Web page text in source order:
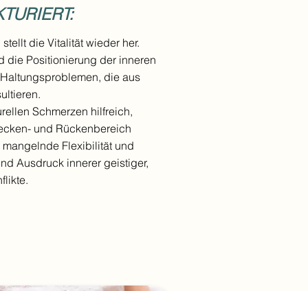
die Vitalität wieder her.
die Positionierung der inneren
die aus
Schmerzen hilfreich,
und Rückenbereich
Flexibilität und
Ausdruck innerer geistiger,